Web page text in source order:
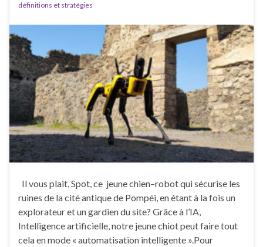
définitions et stratégies
Il vous plait, Spot, ce jeune chien–robot qui sécurise les
ruines de la cité antique de Pompéi, en étant à la fois un
explorateur et un gardien du site? Grâce à l’IA,
Intelligence artificielle, notre jeune chiot peut faire tout
cela en mode « automatisation intelligente ».Pour